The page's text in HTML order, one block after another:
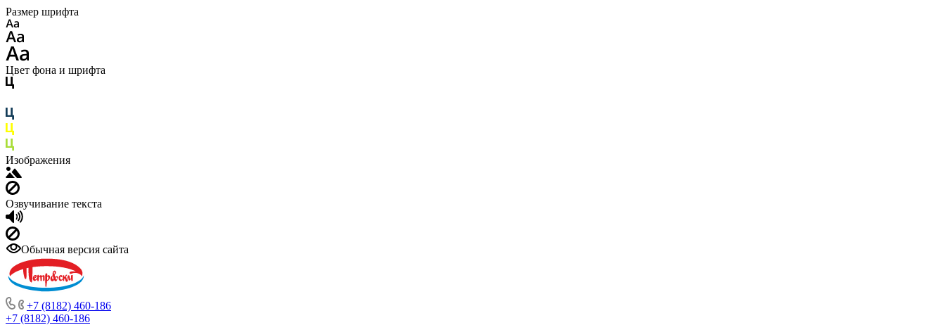
Размер шрифта
Цвет фона и шрифта
Изображения
Озвучивание текста
Обычная версия сайта
+7 (8182) 460-186
+7 (8182) 460-186